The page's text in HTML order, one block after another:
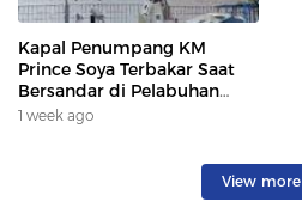
Kapal Penumpang KM
Prince Soya Terbakar Saat
Bersandar di Pelabuhan
Samarinda, Keberangkatan
1 week ago
View more